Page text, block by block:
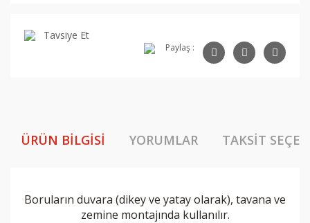
Tavsiye Et
Paylaş :
ÜRÜN BILGISI YORUMLAR TAKSIT
Boruların duvara (dikey ve yatay olarak), tavana ve
zemine montajında kullanılır.